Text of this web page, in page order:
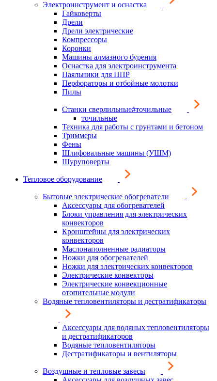
Электроинструмент и оснастка
Гайковерты
Дрели
Дрели электрические
Компрессоры
Коронки
Машины алмазного бурения
Оснастка для электроинструмента
Паяльники для ППР
Перфораторы и отбойные молотки
Пилы
Станки сверлильные#точильные
точильные
Техника для работы с грунтами и бетоном
Триммеры
Фены
Шлифовальные машины (УШМ)
Шуруповерты
Тепловое оборудование
Бытовые электрические обогреватели
Аксессуары для обогревателей
Блоки управления для электрических
конвекторов
Кронштейны для электрических
конвекторов
Маслонаполненные радиаторы
Ножки для обогревателей
Ножки для электрических конвекторов
Электрические конвекторы
Электрические конвекционные
отопительные модули
Водяные тепловентиляторы и дестратификаторы
Аксессуары для водяных тепловентиляторы
и дестратификаторов
Водяные тепловентиляторы
Дестратификаторы и вентиляторы
Воздушные и тепловые завесы